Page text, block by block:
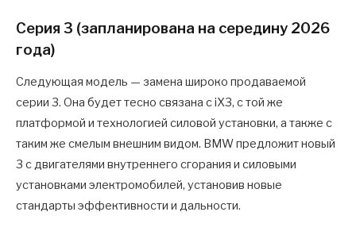
Серия 3 (запланирована на середину 2026
года)
Следующая модель — замена широко продаваемой
серии 3. Она будет тесно связана с iX3, с той же
платформой и технологией силовой установки, а также с
таким же смелым внешним видом. BMW предложит новый
3 с двигателями внутреннего сгорания и силовыми
установками электромобилей, установив новые
стандарты эффективности и дальности.